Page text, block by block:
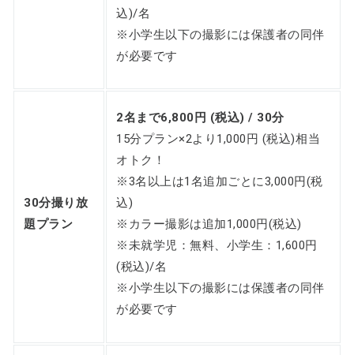
込)/名
※小学生以下の撮影には保護者の同伴
が必要です
30分撮り放
題プラン
2名まで6,800円 (税込) / 30分
15分プラン×2より1,000円 (税込)相当
オトク！
※3名以上は1名追加ごとに3,000円(税
込)
※カラー撮影は追加1,000円(税込)
※未就学児：無料、小学生：1,600円
(税込)/名
※小学生以下の撮影には保護者の同伴
が必要です